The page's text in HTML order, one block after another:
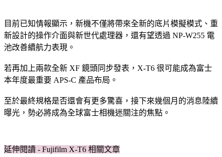
目前已知情報顯示，新機不僅將帶來全新的底片模擬模式、重
新設計的操作介面與新世代處理器，還有望透過 NP-W255 電
池改善續航力表現。
若再加上兩款全新 XF 鏡頭同步發表，X-T6 很可能成為富士
本年度最重要 APS-C 產品布局。
至於最終規格是否還會有更多驚喜，接下來幾個月的消息陸續
曝光，勢必將成為全球富士相機迷關注的焦點。
延伸閱讀 - Fujifilm X-T6 相關文章